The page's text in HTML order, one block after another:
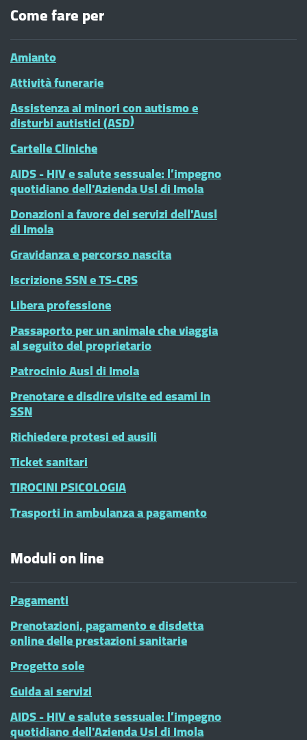
Come fare per
Amianto
Attività funerarie
Assistenza ai minori con autismo e
disturbi autistici (ASD)
Cartelle Cliniche
AIDS - HIV e salute sessuale: l’impegno
quotidiano dell'Azienda Usl di Imola
Donazioni a favore dei servizi dell'Ausl
di Imola
Gravidanza e percorso nascita
Iscrizione SSN e TS-CRS
Libera professione
Passaporto per un animale che viaggia
al seguito del proprietario
Patrocinio Ausl di Imola
Prenotare e disdire visite ed esami in
SSN
Richiedere protesi ed ausili
Ticket sanitari
TIROCINI PSICOLOGIA
Trasporti in ambulanza a pagamento
Moduli on line
Pagamenti
Prenotazioni, pagamento e disdetta
online delle prestazioni sanitarie
Progetto sole
Guida ai servizi
AIDS - HIV e salute sessuale: l’impegno
quotidiano dell'Azienda Usl di Imola